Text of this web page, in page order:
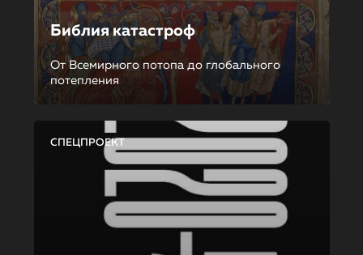
Библия катастроф
От Всемирного потопа до глобального
потепления
СПЕЦПРОЕКТ